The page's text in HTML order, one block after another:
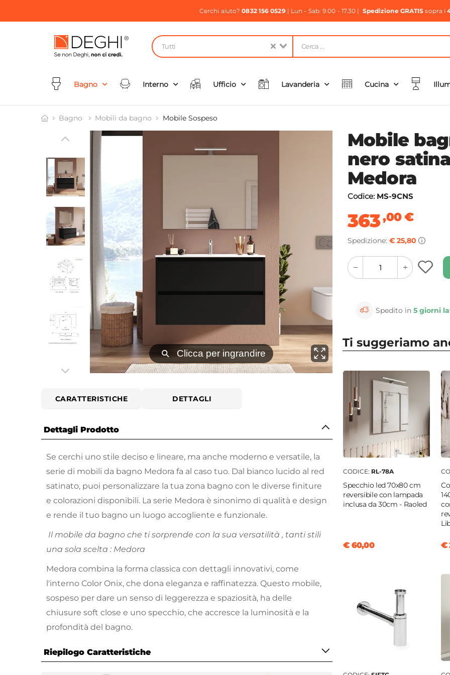
Cerchi aiuto?0832 156 0529| Lun - Sab: 9.00 - 17.30 | Spedizione GRATIS sopra i
Tutti
Bagno Interno Ufficio Lavanderia Cucina
Bagno Mobili da bagno Mobile Sospeso
⚲ Clicca per ingrandire ⚲ Clicca
CARATTERISTICHE DETTAGLI
Dettagli Prodotto
Se cerchi uno stile deciso e lineare, ma anche moderno e versatile, la
serie di mobili da bagno Medora fa al caso tuo. Dal bianco lucido al red
satinato, puoi personalizzare la tua zona bagno con le diverse finiture
e colorazioni disponibili. La serie Medora è sinonimo di qualità e design
e rende il tuo bagno un luogo accogliente e funzionale.
Il mobile da bagno che ti sorprende con la sua versatilità , tanti stili
una sola scelta : Medora
Medora combina la forma classica con dettagli innovativi, come
l'interno Color Onix, che dona eleganza e raffinatezza. Questo mobile,
sospeso per dare un senso di leggerezza e spaziosità, ha delle
chiusure soft close e uno specchio, che accresce la luminosità e la
profondità del bagno.
Riepilogo Caratteristiche
Mobile
nero
Medora
Codice: MS-9CNS
363,00€
Spedizione: € 25,80
quantity
button
quantity
minus
button
Spedito in5 giorni
Ti suggeriamo
CODICE: RL-78A
Specchio led 70x80 cm
reversibile con lampada
inclusa da 30cm - Raoled
€ 60,00 €